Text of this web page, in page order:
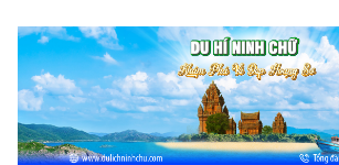
content